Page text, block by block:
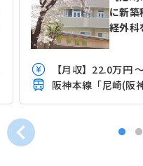
に新築
経外科
【月収】22.0万円
阪神本線「尼崎(阪